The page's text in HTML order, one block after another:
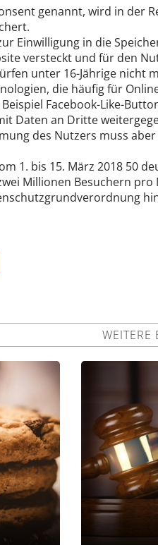
genannt, wird in der
Einwilligung in die
versteckt und für den
unter 16-Jährige nicht
die häufig für
Facebook-Like-
Daten an Dritte
des Nutzers muss
1. bis 15. März 2018 50
Millionen Besuchern pro
WEITERE